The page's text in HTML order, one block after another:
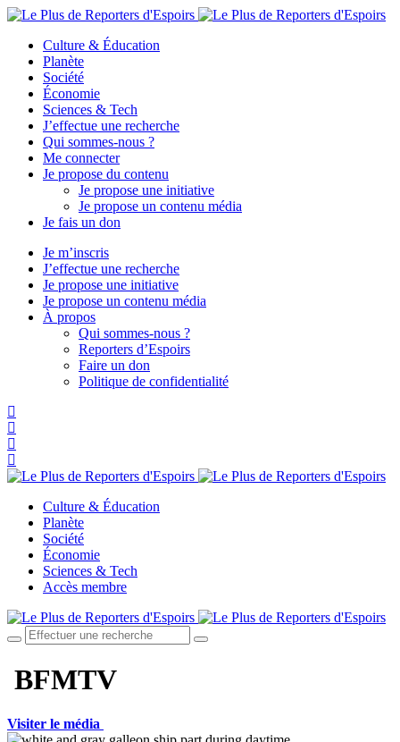
Culture & Éducation
Planète
Société
Économie
Sciences & Tech
J’effectue une recherche
Qui sommes-nous ?
Me connecter
Je propose du contenu
Je propose une initiative
Je propose un contenu média
Je fais un don
Je m’inscris
J’effectue une recherche
Je propose une initiative
Je propose un contenu média
À propos
Qui sommes-nous ?
Reporters d’Espoirs
Faire un don
Politique de confidentialité
Culture & Éducation
Planète
Société
Économie
Sciences & Tech
Accès membre
BFMTV
Visiter le média